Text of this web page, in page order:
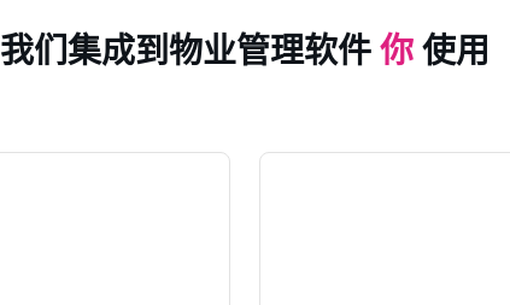
我们集成到物业管理软件 你 使用